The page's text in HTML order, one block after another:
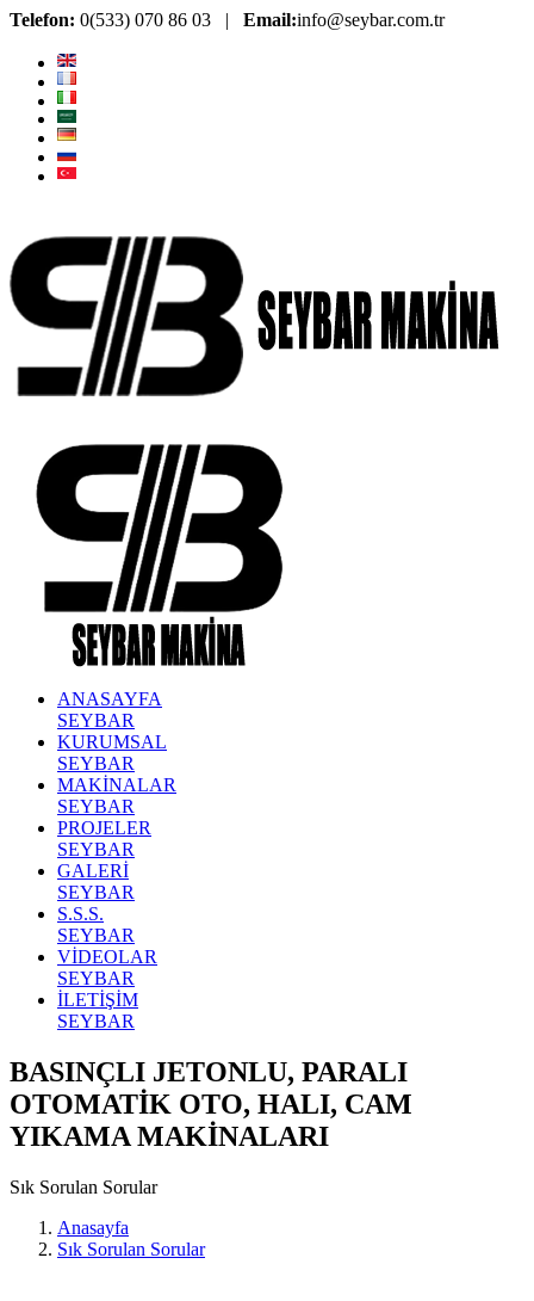
Telefon: 0(533) 070 86 03 | Email:info@seybar.com.tr
ANASAYFA
SEYBAR
KURUMSAL
SEYBAR
MAKİNALAR
SEYBAR
PROJELER
SEYBAR
GALERİ
SEYBAR
S.S.S.
SEYBAR
VİDEOLAR
SEYBAR
İLETİŞİM
SEYBAR
BASINÇLI JETONLU, PARALI
OTOMATİK OTO, HALI, CAM
YIKAMA MAKİNALARI
Sık Sorulan Sorular
Anasayfa
Sık Sorulan Sorular